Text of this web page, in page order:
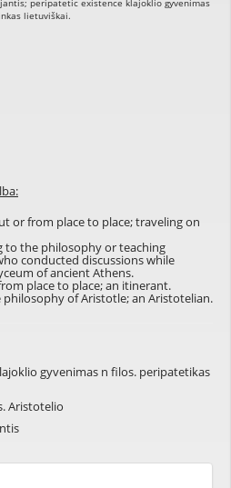
or from place to place; traveling on
to the philosophy or teaching
conducted discussions while
of ancient Athens.
place to place; an itinerant.
of Aristotle; an Aristotelian.
gyvenimas n filos. peripatetikas
Aristotelio